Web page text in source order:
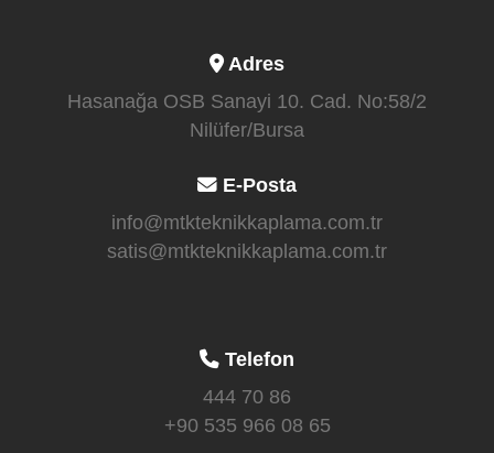
Adres
Hasanağa OSB Sanayi 10. Cad. No:58/2
Nilüfer/Bursa
E-Posta
info@mtkteknikkaplama.com.tr
satis@mtkteknikkaplama.com.tr
Telefon
444 70 86
+90 535 966 08 65